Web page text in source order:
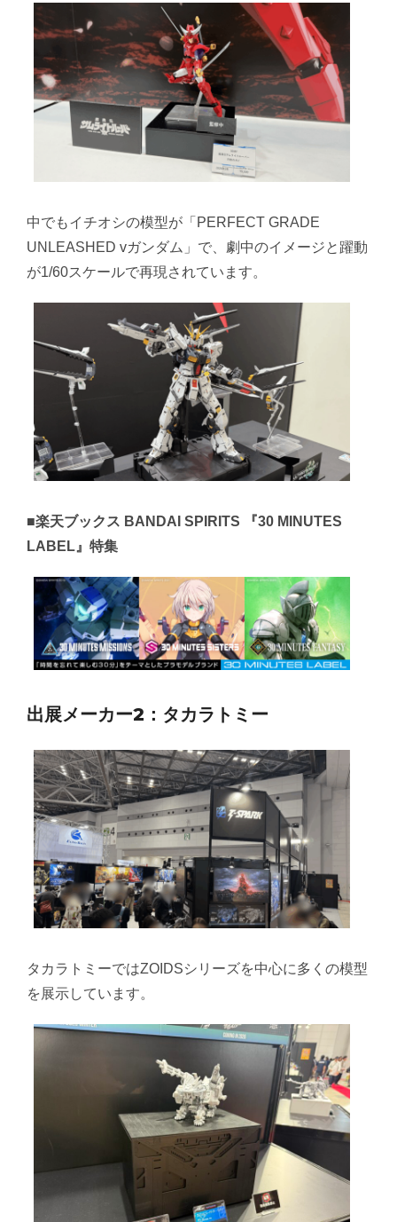
中でもイチオシの模型が「PERFECT GRADE
UNLEASHED vガンダム」で、劇中のイメージと躍動
が1/60スケールで再現されています。
■楽天ブックス BANDAI SPIRITS 『30 MINUTES
LABEL』特集
出展メーカー2 ：タカラトミー
タカラトミーではZOIDSシリーズを中心に多くの模型
を展示しています。